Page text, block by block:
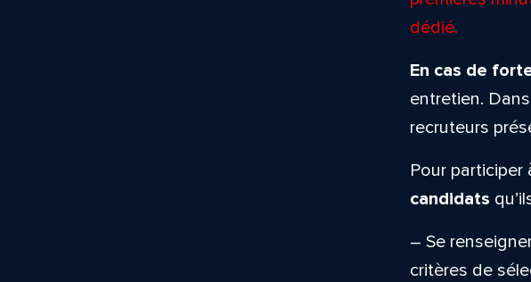
dédié.
En cas de
entretien.
recruteurs
Pour
candidats
– Se
critères de